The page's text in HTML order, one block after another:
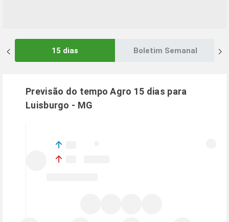
15 dias Boletim Semanal
Previsão do tempo Agro 15 dias para
Luisburgo - MG